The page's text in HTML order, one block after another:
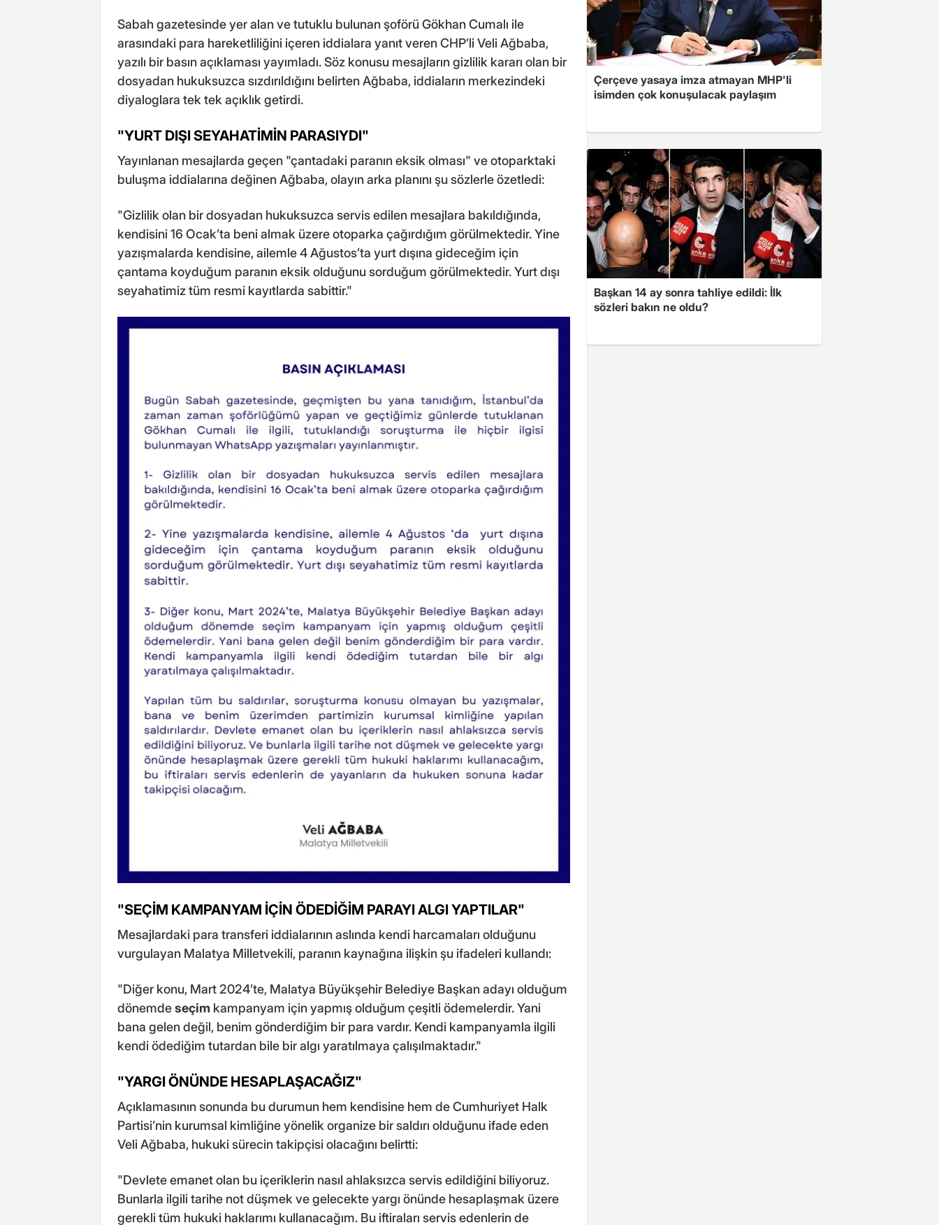
Sabah gazetesinde yer alan ve tutuklu bulunan şoförü Gökhan Cumalı ile
arasındaki para hareketliliğini içeren iddialara yanıt veren CHP’li Veli Ağbaba,
yazılı bir basın açıklaması yayımladı. Söz konusu mesajların gizlilik kararı olan bir
dosyadan hukuksuzca sızdırıldığını belirten Ağbaba, iddiaların merkezindeki
diyaloglara tek tek açıklık getirdi.
"YURT DIŞI SEYAHATİMİN PARASIYDI"
Yayınlanan mesajlarda geçen "çantadaki paranın eksik olması" ve otoparktaki
buluşma iddialarına değinen Ağbaba, olayın arka planını şu sözlerle özetledi:
"Gizlilik olan bir dosyadan hukuksuzca servis edilen mesajlara bakıldığında,
kendisini 16 Ocak’ta beni almak üzere otoparka çağırdığım görülmektedir. Yine
yazışmalarda kendisine, ailemle 4 Ağustos’ta yurt dışına gideceğim için
çantama koyduğum paranın eksik olduğunu sorduğum görülmektedir. Yurt dışı
seyahatimiz tüm resmi kayıtlarda sabittir."
"SEÇİM KAMPANYAM İÇİN ÖDEDİĞİM PARAYI ALGI YAPTILAR"
Mesajlardaki para transferi iddialarının aslında kendi harcamaları olduğunu
vurgulayan Malatya Milletvekili, paranın kaynağına ilişkin şu ifadeleri kullandı:
"Diğer konu, Mart 2024’te, Malatya Büyükşehir Belediye Başkan adayı olduğum
dönemdeseçim kampanyam için yapmış olduğum çeşitli ödemelerdir. Yani
bana gelen değil, benim gönderdiğim bir para vardır. Kendi kampanyamla ilgili
kendi ödediğim tutardan bile bir algı yaratılmaya çalışılmaktadır."
"YARGI ÖNÜNDE HESAPLAŞACAĞIZ"
Açıklamasının sonunda bu durumun hem kendisine hem de Cumhuriyet Halk
Partisi’nin kurumsal kimliğine yönelik organize bir saldırı olduğunu ifade eden
Veli Ağbaba, hukuki sürecin takipçisi olacağını belirtti:
"Devlete emanet olan bu içeriklerin nasıl ahlaksızca servis edildiğini biliyoruz.
Bunlarla ilgili tarihe not düşmek ve gelecekte yargı önünde hesaplaşmak üzere
gerekli tüm hukuki haklarımı kullanacağım. Bu iftiraları servis edenlerin de
Çerçeve yasaya imza atmayan MHP'li
isimden çok konuşulacak paylaşım
Başkan 14 ay sonra tahliye edildi: İlk
sözleri bakın ne oldu?